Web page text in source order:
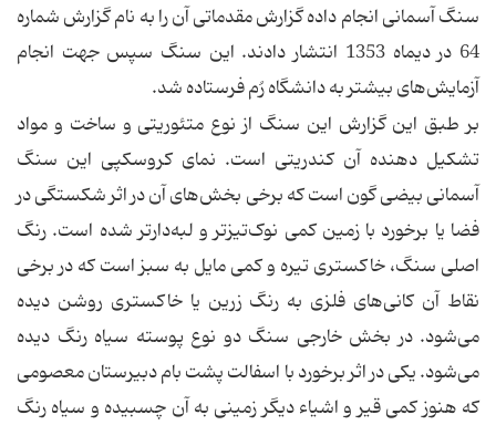
سنگ آسمانی انجام داده گزارش مقدماتی آن را به نام گزارش شماره
64 در دیماه 1353 انتشار دادند. این سنگ سپس جهت انجام
آزمایش‌های بیشتر به دانشگاه رُم فرستاده شد.
بر طبق این گزارش این سنگ از نوع متئوریتی و ساخت و مواد
تشکیل دهنده آن کندریتی است. نمای کروسکپی این سنگ
آسمانی بیضی گون است که برخی بخش‌های آن در اثر شکستگی در
فضا یا برخورد با زمین کمی نوک‌تیزتر و لبه‌دارتر شده است. رنگ
اصلی سنگ، خاکستری تیره و کمی مایل به سبز است که در برخی
نقاط آن کانی‌های فلزی به رنگ زرین یا خاکستری روشن دیده
می‌شود. در بخش خارجی سنگ دو نوع پوسته سیاه رنگ دیده
می‌شود. یکی در اثر برخورد با اسفالت پشت بام دبیرستان معصومی
که هنوز کمی قیر و اشیاء دیگر زمینی به آن چسبیده و سیاه رنگ